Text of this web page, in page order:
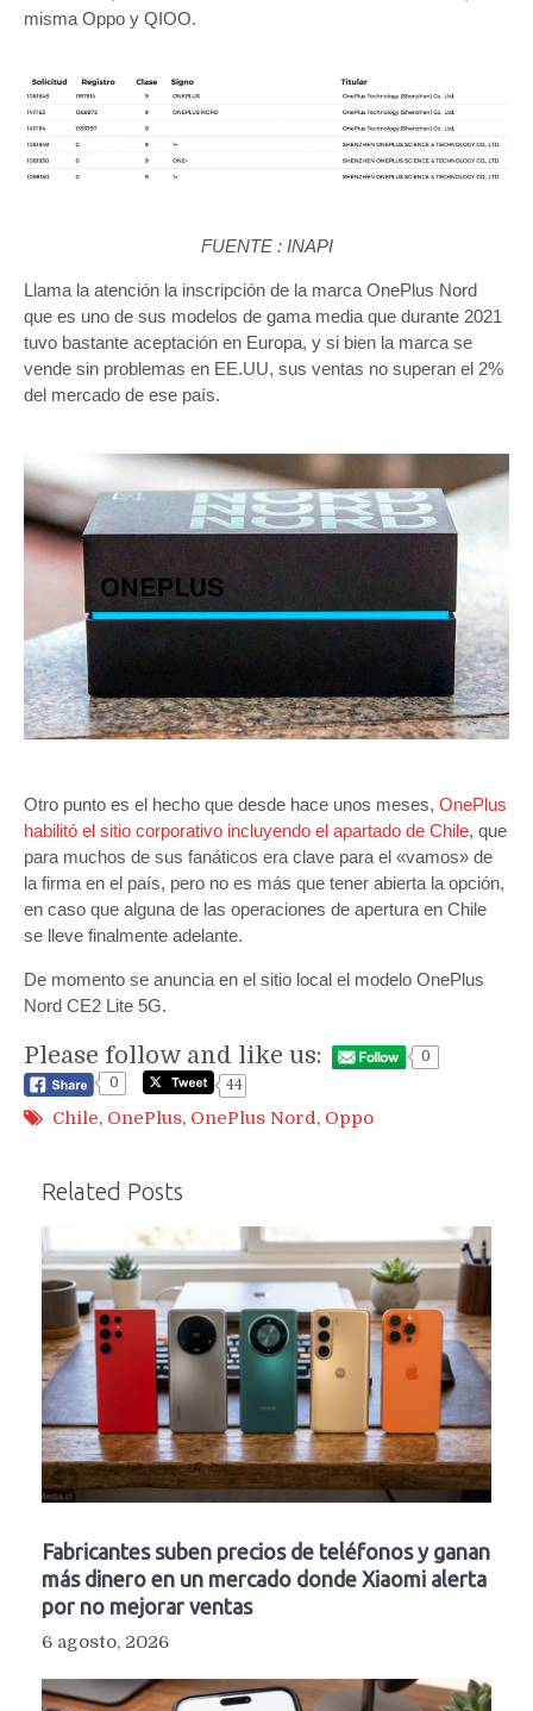
misma Oppo y QIOO.
FUENTE : INAPI
Llama la atención la inscripción de la marca OnePlus Nord
que es uno de sus modelos de gama media que durante 2021
tuvo bastante aceptación en Europa, y si bien la marca se
vende sin problemas en EE.UU, sus ventas no superan el 2%
del mercado de ese país.
Otro punto es el hecho que desde hace unos meses, OnePlus
habilitó el sitio corporativo incluyendo el apartado de Chile, que
para muchos de sus fanáticos era clave para el «vamos» de
la firma en el país, pero no es más que tener abierta la opción,
en caso que alguna de las operaciones de apertura en Chile
se lleve finalmente adelante.
De momento se anuncia en el sitio local el modelo OnePlus
Nord CE2 Lite 5G.
Please follow and like us:
0
0
44
Chile, OnePlus, OnePlus Nord, Oppo
Related Posts
Fabricantes suben precios de teléfonos y ganan
más dinero en un mercado donde Xiaomi alerta
por no mejorar ventas
6 agosto, 2026